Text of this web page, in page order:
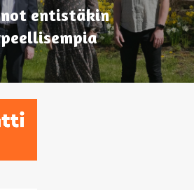
entistäkin